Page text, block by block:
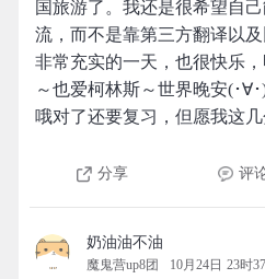
国旅游了。我还是很希望自
流，而不是靠第三方翻译以及
非常充实的一天，也很快乐
～也爱柯林斯～世界晚安(･∀･
哦对了还要复习，但愿我这
分享 评
奶油油不油
魔鬼营up8团 10月24日 23时